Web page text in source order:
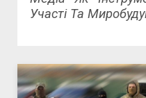
Участі Та